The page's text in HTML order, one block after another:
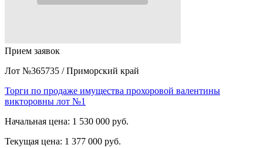
Прием заявок
Лот №365735 / Приморский край
Торги по продаже имущества прохоровой валентины
викторовны лот №1
Начальная цена: 1 530 000 руб.
Текущая цена: 1 377 000 руб.